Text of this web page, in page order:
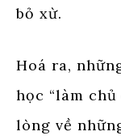
bỏ xừ.
Hoá ra,
học “làm
lòng về